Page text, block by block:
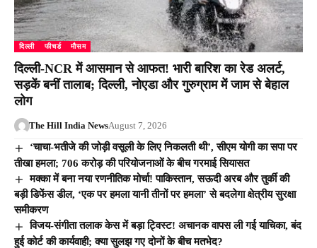
दिल्ली फीचर्ड मौसम
दिल्ली-NCR में आसमान से आफत! भारी बारिश का रेड अलर्ट,
सड़कें बनीं तालाब; दिल्ली, नोएडा और गुरुग्राम में जाम से बेहाल
लोग
The Hill India NewsAugust 7, 2026
‘चाचा-भतीजे की जोड़ी वसूली के लिए निकलती थी’, सीएम योगी का सपा पर
तीखा हमला; 706 करोड़ की परियोजनाओं के बीच गरमाई सियासत
मक्का में बना नया रणनीतिक मोर्चा! पाकिस्तान, सऊदी अरब और तुर्की की
बड़ी डिफेंस डील, ‘एक पर हमला यानी तीनों पर हमला’ से बदलेगा क्षेत्रीय सुरक्षा
समीकरण
विजय-संगीता तलाक केस में बड़ा ट्विस्ट! अचानक वापस ली गई याचिका, बंद
हुई कोर्ट की कार्यवाही; क्या सुलझ गए दोनों के बीच मतभेद?